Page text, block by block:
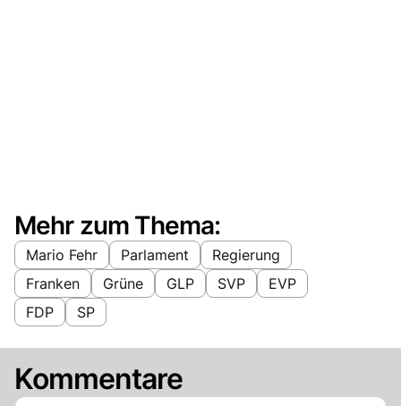
Mehr zum Thema:
Mario Fehr Parlament
Regierung
Franken
Grüne GLP SVP
EVP
FDP
SP
Kommentare